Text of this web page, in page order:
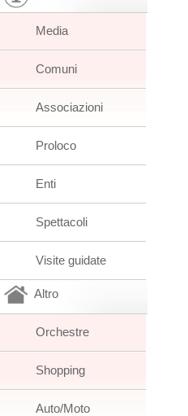
Media
Comuni
Associazioni
Proloco
Enti
Spettacoli
Visite guidate
Altro
Orchestre
Shopping
Auto/Moto